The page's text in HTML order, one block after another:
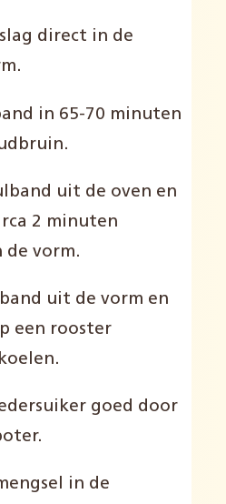
direct in de
in 65-70 minuten
uit de oven en
2 minuten
de vorm.
uit de vorm en
een rooster
goed door
in de